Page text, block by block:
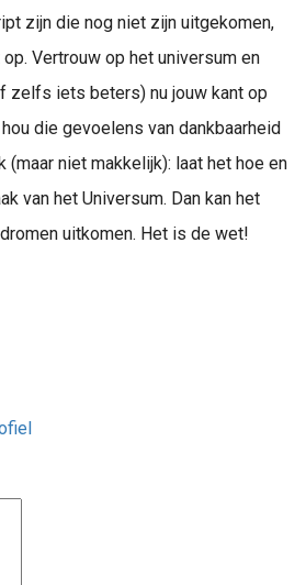
zijn die nog niet zijn uitgekomen,
Vertrouw op het universum en
zelfs iets beters) nu jouw kant op
die gevoelens van dankbaarheid
(maar niet makkelijk): laat het hoe en
van het Universum. Dan kan het
uitkomen. Het is de wet!